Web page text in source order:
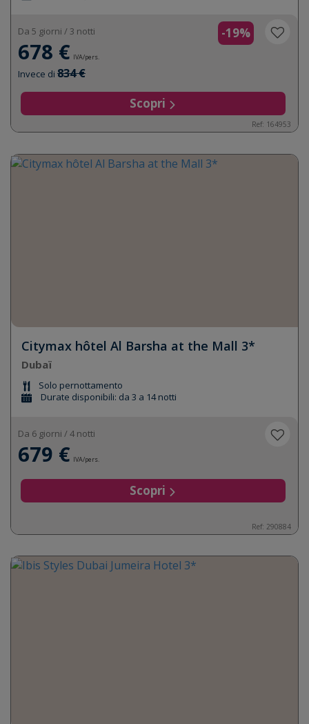
-19%
Da 5 giorni / 3 notti
678 € IVA/pers.
Invece di 834 €
Scopri
Ref: 164953
Citymax hôtel Al Barsha at the Mall 3*
Dubaï
Solo pernottamento
Durate disponibili: da 3 a 14 notti
Da 6 giorni / 4 notti
679 € IVA/pers.
Scopri
Ref: 290884